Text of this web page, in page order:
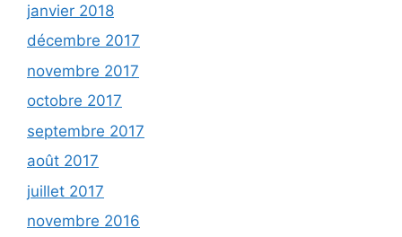
janvier 2018
décembre 2017
novembre 2017
octobre 2017
septembre 2017
août 2017
juillet 2017
novembre 2016